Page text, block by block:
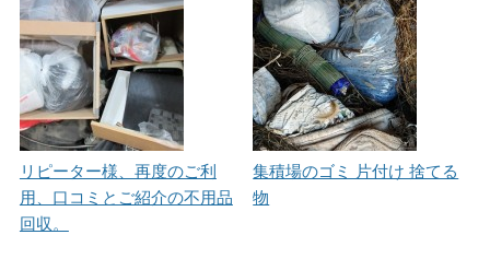
リピーター様、再度のご利
用、口コミとご紹介の不用品
回収。
集積場のゴミ 片付け 捨てる
物